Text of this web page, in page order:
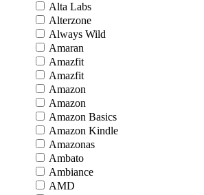
Alta Labs
Alterzone
Always Wild
Amaran
Amazfit
Amazfit
Amazon
Amazon
Amazon Basics
Amazon Kindle
Amazonas
Ambato
Ambiance
AMD